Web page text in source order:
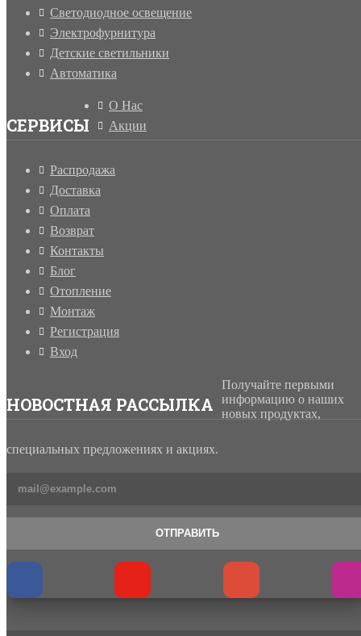
Светодиодное освещение
Электрофурнитура
Детские светильники
Автоматика
СЕРВИСЫ
О Нас
Акции
Распродажа
Доставка
Оплата
Возврат
Контакты
Блог
Отопление
Монтаж
Регистрация
Вход
НОВОСТНАЯ РАССЫЛКА
Получайте первыми
информацию о наших
новых продуктах,
специальных предложениях и акциях.
ОТПРАВИТЬ